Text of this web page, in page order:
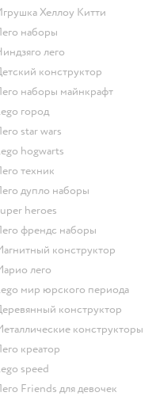
Игрушка Хеллоу Китти
Лего наборы
Ниндзяго лего
Детский конструктор
Лего наборы майнкрафт
Lego город
Лего star wars
Lego hogwarts
Лего техник
Лего дупло наборы
Super heroes
Лего френдс наборы
Магнитный конструктор
Марио лего
Lego мир юрского периода
Деревянный конструктор
Металлические конструкторы
Лего креатор
Lego speed
Лего Friends для девочек